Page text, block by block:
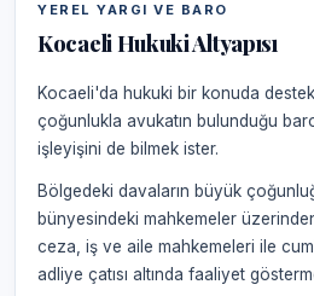
YEREL YARGI VE BARO
Kocaeli Hukuki Altyapısı
Kocaeli'da hukuki bir konuda
çoğunlukla avukatın bulunduğu
işleyişini de bilmek ister.
Bölgedeki davaların büyük
bünyesindeki mahkemeler
ceza, iş ve aile mahkemeleri ile
adliye çatısı altında faaliyet